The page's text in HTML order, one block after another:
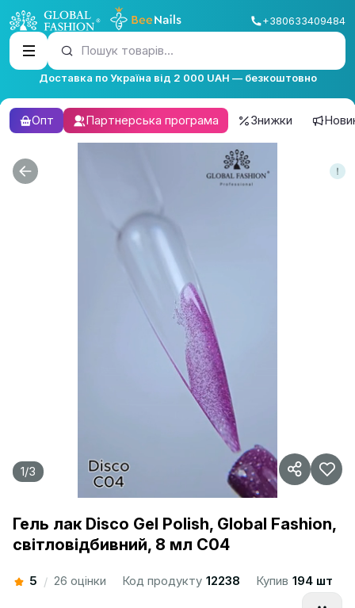
+380633409484
Пошук товарів...
Доставка по Україна від 2 000 UAH — безкоштовно
Опт Партнерська програма Знижки
1/3
Гель лак Disco Gel Polish, Global Fashion,
світловідбивний, 8 мл C04
5 / 26 оцінки Код продукту 12238 Купив 194 шт